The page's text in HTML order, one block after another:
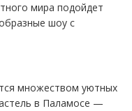
мира подойдет
шоу с
множеством уютных
в Паламосе —